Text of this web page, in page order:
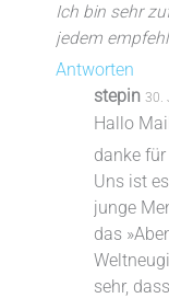
Ich bin sehr
jedem
Antworten
stepin 30.
Hallo
danke
Uns ist
junge
das
sehr,